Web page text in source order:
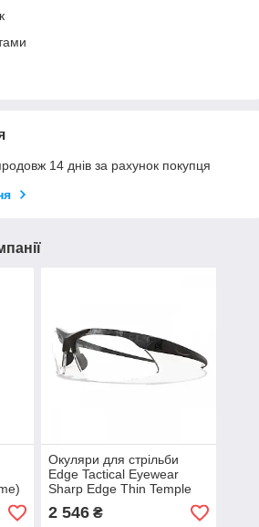
14 днів за рахунок покупця
Окуляри для стрільби
Edge Tactical Eyewear
Sharp Edge Thin Temple
Thin Temple (frame) / Clear
2 546₴